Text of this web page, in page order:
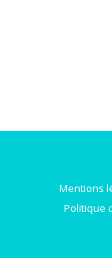
Mentions
Politique